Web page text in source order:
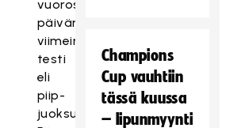
vuorossa
päivän
viimeinen
testi
eli
piip-
juoksu.
T
ä
Champions
Cup vauhtiin
tässä kuussa
– lipunmyynti